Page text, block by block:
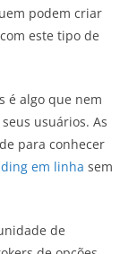
podem criar
este tipo de
é algo que nem
usuários. As
para conhecer
em linha sem
de